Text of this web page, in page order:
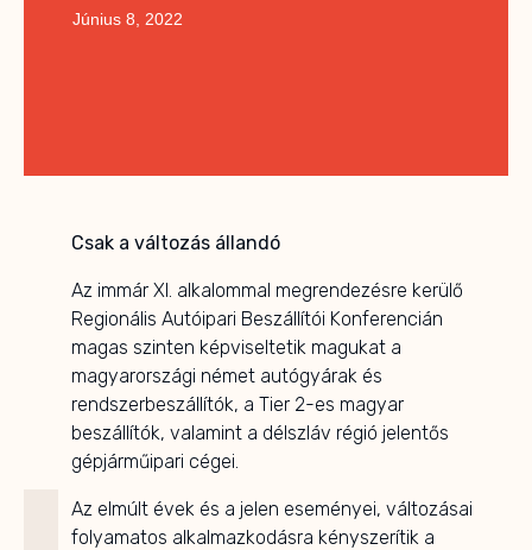
Június 8, 2022
Csak a változás állandó
Az immár XI. alkalommal megrendezésre kerülő
Regionális Autóipari Beszállítói Konferencián
magas szinten képviseltetik magukat a
magyarországi német autógyárak és
rendszerbeszállítók, a Tier 2-es magyar
beszállítók, valamint a délszláv régió jelentős
gépjárműipari cégei.
Az elmúlt évek és a jelen eseményei, változásai
folyamatos alkalmazkodásra kényszerítik a